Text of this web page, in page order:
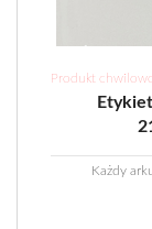
Produkt
Każdy